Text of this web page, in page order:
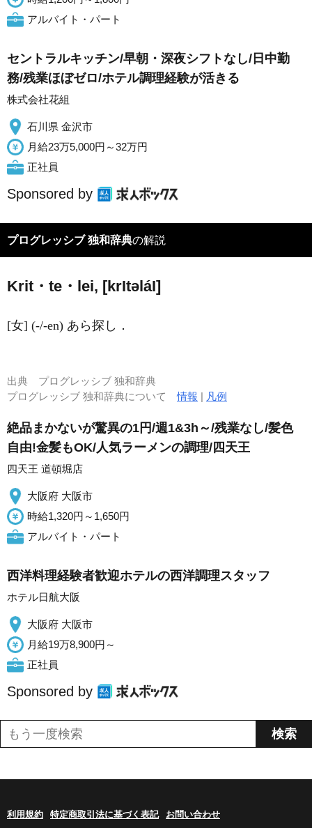
アルバイト・パート
セントラルキッチン/早朝・深夜シフトなし/日中勤
務/残業ほぼゼロ/ホテル調理経験が活きる
株式会社花組
石川県 金沢市
月給23万5,000円～32万円
正社員
Sponsored by
プログレッシブ 独和辞典の解説
Krit・te・lei, [krItəláI]
[女] (-/-en) あら探し．
出典 プログレッシブ 独和辞典
プログレッシブ 独和辞典について情報 | 凡例
絶品まかないが驚異の1円/週1&3h～/残業なし/髪色
自由!金髪もOK/人気ラーメンの調理/四天王
四天王 道頓堀店
大阪府 大阪市
時給1,320円～1,650円
アルバイト・パート
西洋料理経験者歓迎ホテルの西洋調理スタッフ
ホテル日航大阪
大阪府 大阪市
月給19万8,900円～
正社員
Sponsored by
利用規約 特定商取引法に基づく表記 お問い合わせ